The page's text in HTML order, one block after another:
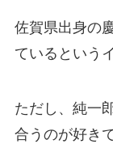
佐賀県出身の
ているという
ただし、純一
合うのが好き